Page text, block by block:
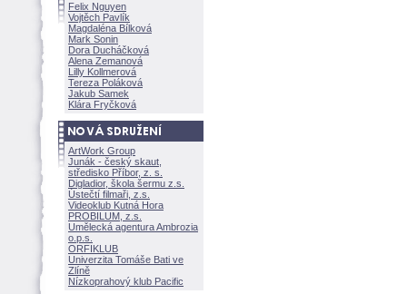
Felix Nguyen
Vojtěch Pavlík
Magdaléna Bílkov
Mark Sonin
Dora Ducháčkov
Alena Zemanov
Lilly Kollmerov
Tereza Polákov
Jakub Samek
Klára Fryčkov
ArtWork Group
Junák - český skaut,
středisko Příbor, z. s.
Digladior, škola šermu z.s.
Ústečtí filmaři, z.s.
Videoklub Kutná Hora
PROBILUM, z.s.
Umělecká agentura Ambrozia
o.p.s.
ORFIKLUB
Univerzita Tomáše Bati ve
Zlíně
Nízkoprahový klub Pacific